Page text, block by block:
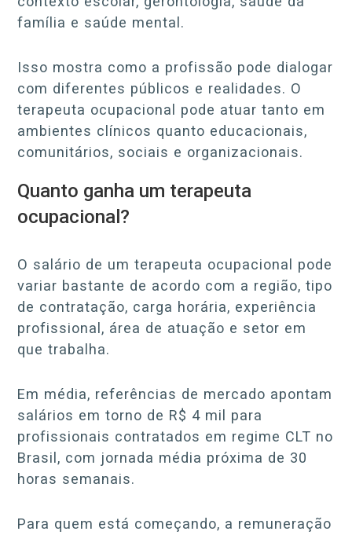
família e saúde mental.
Isso mostra como a profissão pode dialogar
com diferentes públicos e realidades. O
terapeuta ocupacional pode atuar tanto em
ambientes clínicos quanto educacionais,
comunitários, sociais e organizacionais.
Quanto ganha um terapeuta
ocupacional?
O salário de um terapeuta ocupacional pode
variar bastante de acordo com a região, tipo
de contratação, carga horária, experiência
profissional, área de atuação e setor em
que trabalha.
Em média, referências de mercado apontam
salários em torno de R$ 4 mil para
profissionais contratados em regime CLT no
Brasil, com jornada média próxima de 30
horas semanais.
Para quem está começando, a remuneração